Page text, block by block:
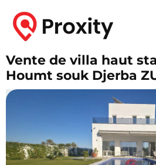
Vente de villa haut
Houmt souk Djerba